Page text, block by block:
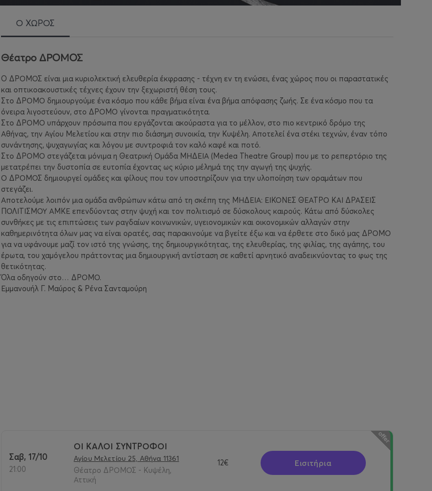
Ο ΧΩΡΟΣ
Θέατρο ΔΡΟΜΟΣ
O ΔΡΟΜΟΣ είναι μια κυριολεκτική ελευθερία έκφρασης - τέχνη εν τη ενώσει, ένας χώρος που οι παραστατικές
και οπτικοακουστικές τέχνες έχουν την ξεχωριστή θέση τους.
Στο ΔΡΟΜΟ δημιουργούμε ένα κόσμο που κάθε βήμα είναι ένα βήμα απόφασης ζωής. Σε ένα κόσμο που τα
όνειρα λιγοστεύουν, στο ΔΡΟΜΟ γίνονται πραγματικότητα.
Στο ΔΡΟΜΟ υπάρχουν πρόσωπα που εργάζονται ακούραστα για το μέλλον, στο πιο κεντρικό δρόμο της
Αθήνας, την Αγίου Μελετίου και στην πιο διάσημη συνοικία, την Κυψέλη. Αποτελεί ένα στέκι τεχνών, έναν τόπο
συνάντησης, ψυχαγωγίας και λόγου με συντροφιά τον καλό καφέ και ποτό.
Στο ΔΡΟΜΟ στεγάζεται μόνιμα η Θεατρική Ομάδα ΜΗΔΕΙΑ (Medea Theatre Group) που με το ρεπερτόριο της
μετατρέπει την δυστοπία σε ευτοπία έχοντας ως κύριο μέλημά της την αγωγή της ψυχής.
Ο ΔΡΟΜΟΣ δημιουργεί ομάδες και φίλους που τον υποστηρίζουν για την υλοποίηση των οραμάτων που
στεγάζει.
Αποτελούμε λοιπόν μια ομάδα ανθρώπων κάτω από τη σκέπη της ΜΗΔΕΙΑ: ΕΙΚΟΝΕΣ ΘΕΑΤΡΟ ΚΑΙ ΔΡΑΣΕΙΣ
ΠΟΛΙΤΙΣΜΟΥ ΑΜΚΕ επενδύοντας στην ψυχή και τον πολιτισμό σε δύσκολους καιρούς. Κάτω από δύσκολες
συνθήκες με τις επιπτώσεις των ραγδαίων κοινωνικών, υγειονομικών και οικονομικών αλλαγών στην
καθημερινότητα όλων μας να είναι ορατές, σας παρακινούμε να βγείτε έξω και να έρθετε στο δικό μας ΔΡΟΜΟ
για να υφάνουμε μαζί τον ιστό της γνώσης, της δημιουργικότητας, της ελευθερίας, της φιλίας, της αγάπης, του
έρωτα, του χαμόγελου πράττοντας μια δημιουργική αντίσταση σε καθετί αρνητικό αναδεικνύοντας το φως της
θετικότητας.
Όλα οδηγούν στο… ΔΡΟΜΟ.
Εμμανουήλ Γ. Μαύρος & Ρένα Σανταμούρη
Σαβ, 17/10
21:00
ΟΙ ΚΑΛΟΙ ΣΥΝΤΡΟΦΟΙ
Αγίου Μελετίου 25, Αθήνα 11361
Θέατρο ΔΡΟΜΟΣ - Κυψέλη,
Αττική
12€ Εισιτήρια